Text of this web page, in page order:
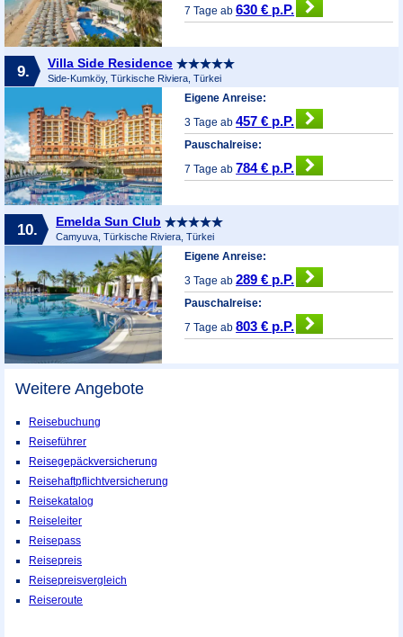
7 Tage ab630 € p.P.
9. Villa Side Residence
Side-Kumköy, Türkische Riviera, Türkei
Eigene Anreise:
3 Tage ab457 € p.P.
Pauschalreise:
7 Tage ab784 € p.P.
10. Emelda Sun Club
Camyuva, Türkische Riviera, Türkei
Eigene Anreise:
3 Tage ab289 € p.P.
Pauschalreise:
7 Tage ab803 € p.P.
Weitere Angebote
Reisebuchung
Reiseführer
Reisegepäckversicherung
Reisehaftpflichtversicherung
Reisekatalog
Reiseleiter
Reisepass
Reisepreis
Reisepreisvergleich
Reiseroute